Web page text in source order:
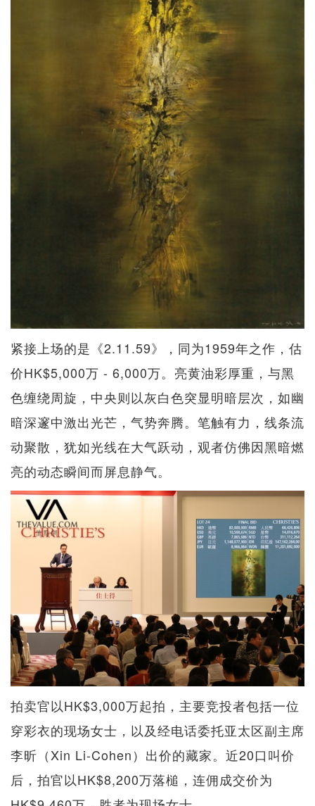
紧接上场的是《2.11.59》，同为1959年之作，估
价HK$5,000万 - 6,000万。亮黄油彩厚重，与黑
色缠绕周旋，中央则以灰白色突显明暗层次，如幽
暗深邃中激出光芒，气势奔腾。笔触有力，线条流
动聚散，犹如光线在大气跃动，观者仿佛因黑暗燃
亮的动态瞬间而屏息静气。
拍卖官以HK$3,000万起拍，主要竞投者包括一位
穿彩衣的现场女士，以及经电话委托亚太区副主席
李昕（Xin Li-Cohen）出价的藏家。近20口叫价
后，拍官以HK$8,200万落槌，连佣成交价为